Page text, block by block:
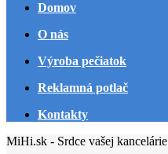
Domov
O nás
Výroba pečiatok
Reklamná potlač
Kontakty
MiHi.sk - Srdce vašej kancelárie